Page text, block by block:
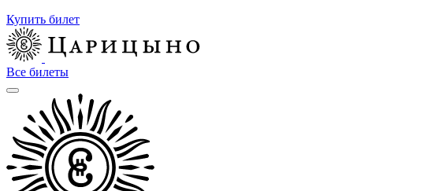
Купить билет
Все билеты